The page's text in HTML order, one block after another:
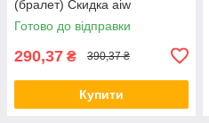
(бралет) Скидка aiw
Готово до відправки
290,37 ₴ 390,37 ₴
Купити